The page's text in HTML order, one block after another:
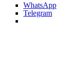
WhatsApp
Telegram